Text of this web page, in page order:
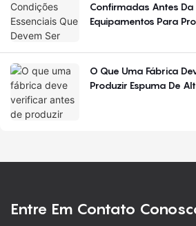
Confirmadas Antes Da
Equipamentos Para
O Que Uma Fábrica
Produzir Espuma De
Entre Em Contato